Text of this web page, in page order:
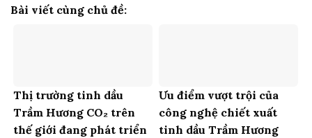
Bài viết cùng chủ đề:
Thị trường tinh dầu
Trầm Hương CO₂ trên
thế giới đang phát triển
Ưu điểm vượt trội của
công nghệ chiết xuất
tinh dầu Trầm Hương